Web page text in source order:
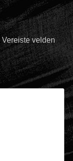
Vereiste velden